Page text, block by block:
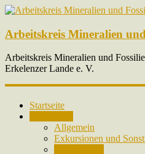
Arbeitskreis Mineralien
Arbeitskreis Mineralien und
Erkelenzer Lande e. V.
Startseite
Allgemein
Exkursionen und